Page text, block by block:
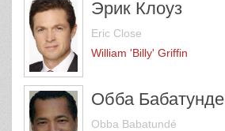
Эрик Клоуз
Eric Close
William 'Billy' Griffin
Обба Бабатунде
Obba Babatundé